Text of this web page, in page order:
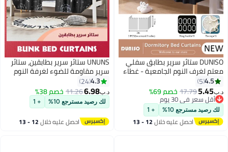
DUNISO ستائر سرير بطابق سفلي
لغرف النوم الجامعية - غطاء
للغرفة - ديكور خلفية
- ستائر معتمة 2 لوح
5
5.45
17.79خصم 69%
سعر في 30 يوم
سعر في 30 يوم
مسترجع 10% + 1
احصل عليه خلال 12 - 13
UNUNS ستائر سرير بطابقين، ستائر
سرير مقاومة للضوء لغرفة النوم
مزخرفة، غطاء للخصوصية، مظلة
ستار، خلفية صورة ستارة سرير
معتمة
4.3
24
6.98
11.26خصم 38%
لك رصيد مسترجع 10% + 1
احصل عليه خلال 12 - 13